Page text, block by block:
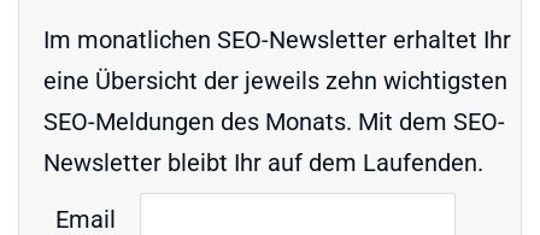
Im monatlichen SEO-Newsletter erhaltet Ihr
eine Übersicht der jeweils zehn wichtigsten
SEO-Meldungen des Monats. Mit dem SEO-
Newsletter bleibt Ihr auf dem Laufenden.
Email